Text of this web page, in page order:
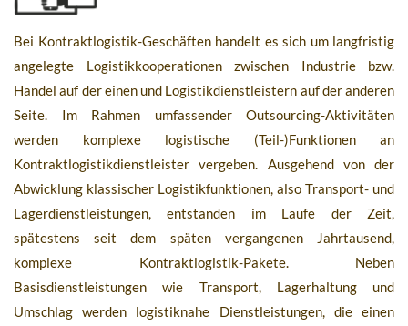
Bei Kontraktlogistik-Geschäften handelt es sich um langfristig
angelegte Logistikkooperationen zwischen Industrie bzw.
Handel auf der einen und Logistikdienstleistern auf der anderen
Seite. Im Rahmen umfassender Outsourcing-Aktivitäten
werden komplexe logistische (Teil-)Funktionen an
Kontraktlogistikdienstleister vergeben. Ausgehend von der
Abwicklung klassischer Logistikfunktionen, also Transport- und
Lagerdienstleistungen, entstanden im Laufe der Zeit,
spätestens seit dem späten vergangenen Jahrtausend,
komplexe Kontraktlogistik-Pakete. Neben
Basisdienstleistungen wie Transport, Lagerhaltung und
Umschlag werden logistiknahe Dienstleistungen, die einen